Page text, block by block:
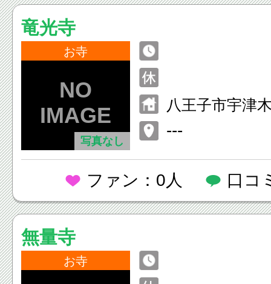
竜光寺
お寺
写真なし
八王子市宇津
---
ファン：0人 口コ
無量寺
お寺